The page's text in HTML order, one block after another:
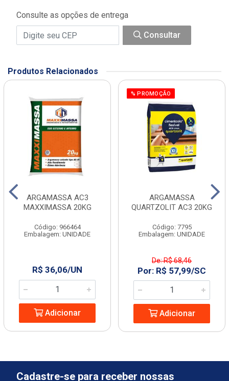
Consulte as opções de entrega
Consultar
Produtos Relacionados
ARGAMASSA AC3
MAXXIMASSA 20KG
Código: 966464
Embalagem: UNIDADE
R$ 36,06/UN
Adicionar
% PROMOÇÃO
ARGAMASSA
QUARTZOLIT AC3 20KG
Código: 7795
Embalagem: UNIDADE
De: R$ 68,46
Por: R$ 57,99/SC
Adicionar
Cadastre-se para receber nossas